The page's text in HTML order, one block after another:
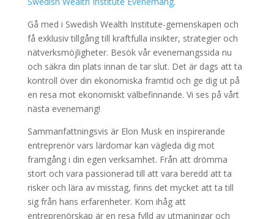
Gå med i Swedish Wealth Institute-gemenskapen och
få exklusiv tillgång till kraftfulla insikter, strategier och
nätverksmöjligheter. Besök vår evenemangssida nu
och säkra din plats innan de tar slut. Det är dags att ta
kontroll över din ekonomiska framtid och ge dig ut på
en resa mot ekonomiskt välbefinnande. Vi ses på vårt
nästa evenemang!
Sammanfattningsvis är Elon Musk en inspirerande
entreprenör vars lärdomar kan vägleda dig mot
framgång i din egen verksamhet. Från att drömma
stort och vara passionerad till att vara beredd att ta
risker och lära av misstag, finns det mycket att ta till
sig från hans erfarenheter. Kom ihåg att
entreprenörskap är en resa fylld av utmaningar och